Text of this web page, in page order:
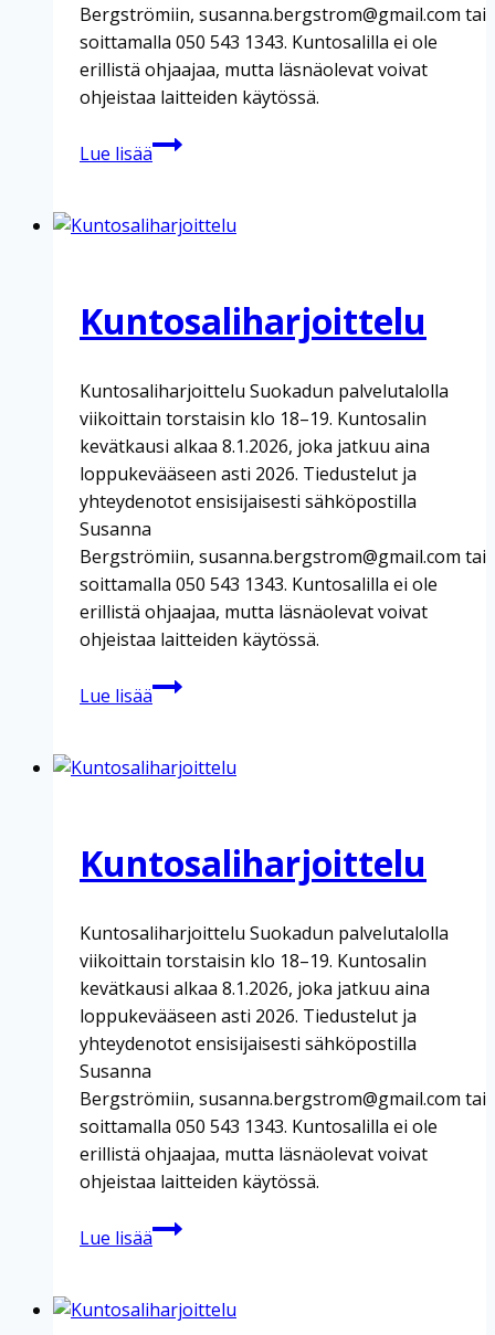
Bergströmiin, susanna.bergstrom@gmail.com tai
soittamalla 050 543 1343. Kuntosalilla ei ole
erillistä ohjaajaa, mutta läsnäolevat voivat
ohjeistaa laitteiden käytössä.
Lue lisääKuntosaliharjoittelu
Kuntosaliharjoittelu
Kuntosaliharjoittelu Suokadun palvelutalolla
viikoittain torstaisin klo 18–19. Kuntosalin
kevätkausi alkaa 8.1.2026, joka jatkuu aina
loppukevääseen asti 2026. Tiedustelut ja
yhteydenotot ensisijaisesti sähköpostilla
Susanna
Bergströmiin, susanna.bergstrom@gmail.com tai
soittamalla 050 543 1343. Kuntosalilla ei ole
erillistä ohjaajaa, mutta läsnäolevat voivat
ohjeistaa laitteiden käytössä.
Lue lisääKuntosaliharjoittelu
Kuntosaliharjoittelu
Kuntosaliharjoittelu Suokadun palvelutalolla
viikoittain torstaisin klo 18–19. Kuntosalin
kevätkausi alkaa 8.1.2026, joka jatkuu aina
loppukevääseen asti 2026. Tiedustelut ja
yhteydenotot ensisijaisesti sähköpostilla
Susanna
Bergströmiin, susanna.bergstrom@gmail.com tai
soittamalla 050 543 1343. Kuntosalilla ei ole
erillistä ohjaajaa, mutta läsnäolevat voivat
ohjeistaa laitteiden käytössä.
Lue lisääKuntosaliharjoittelu